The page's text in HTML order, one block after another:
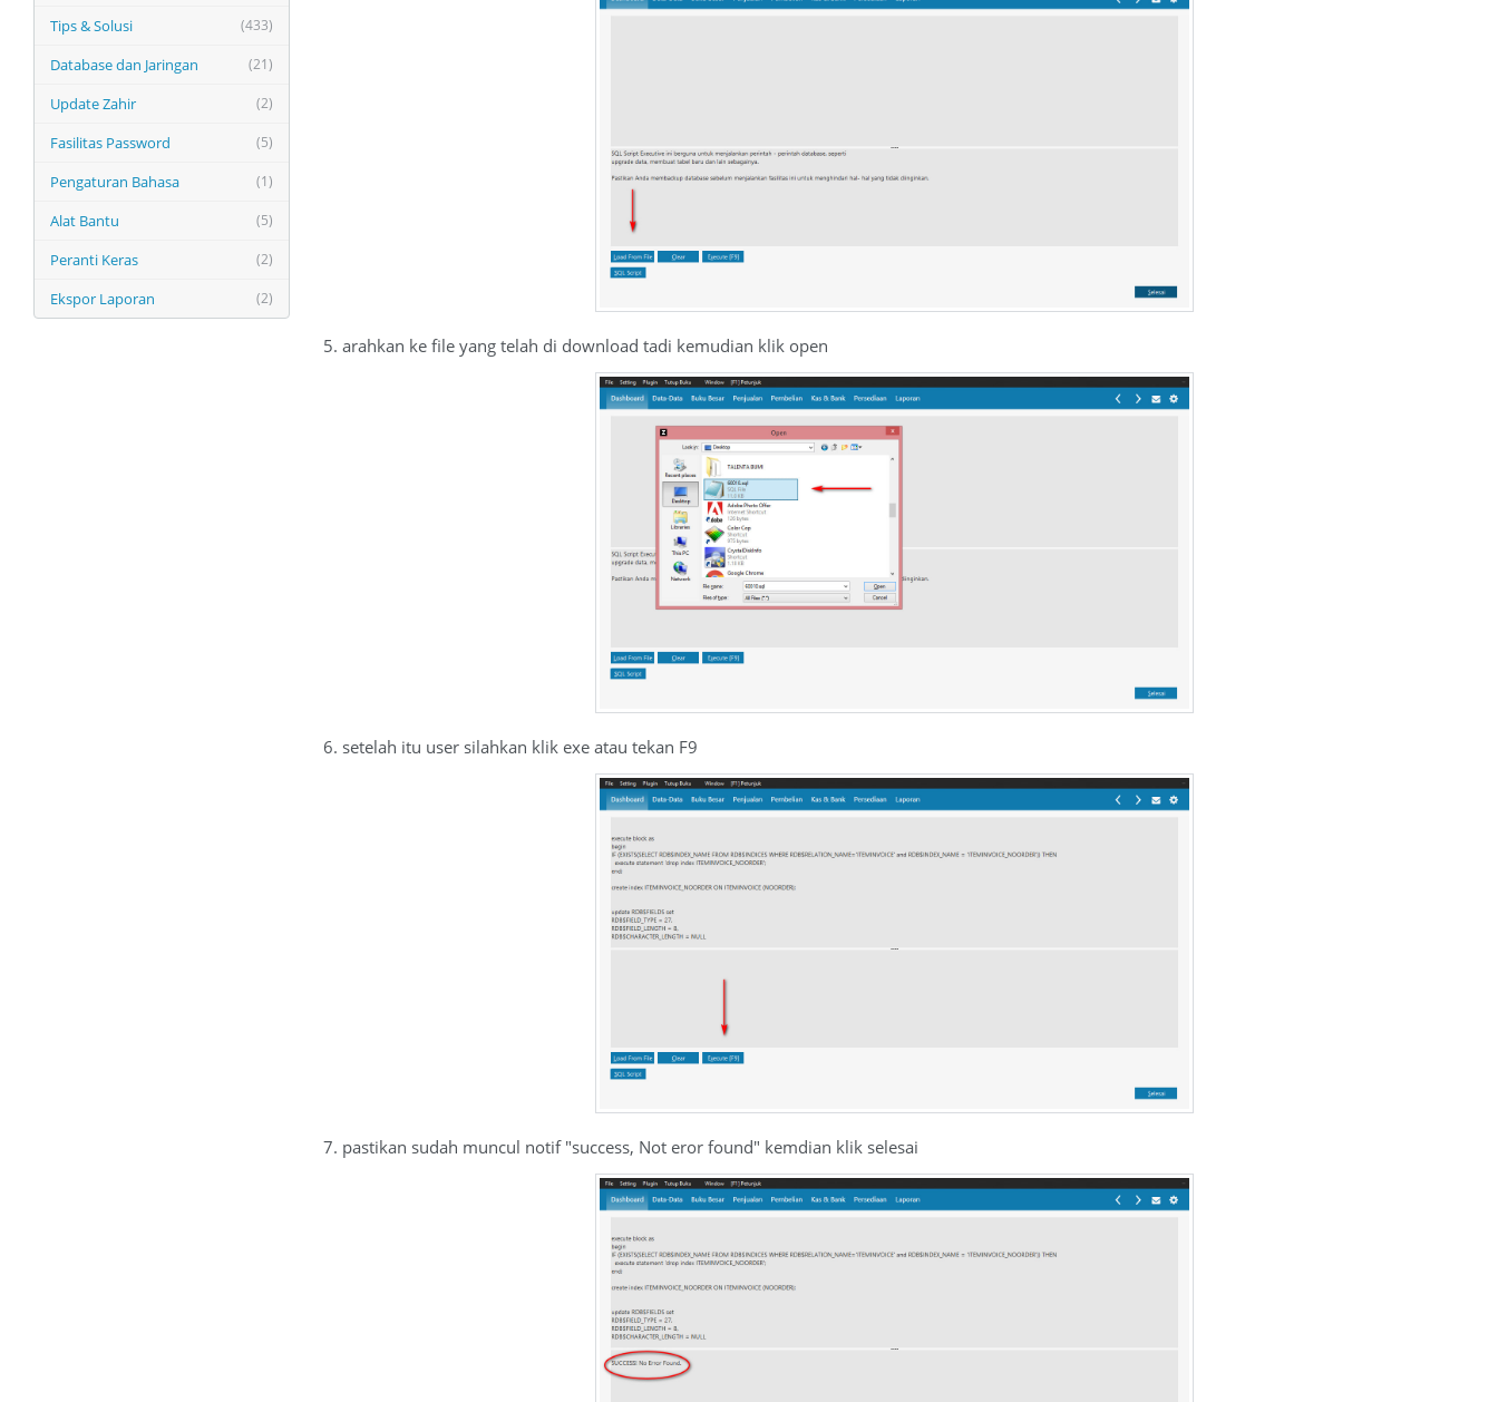
(433)
Tips & Solusi
(21)
Database dan Jaringan
(2)
Update Zahir
(5)
Fasilitas Password
(1)
Pengaturan Bahasa
(5)
Alat Bantu
(2)
Peranti Keras
(2)
Ekspor Laporan
5. arahkan ke file yang telah di download tadi kemudian klik open
6. setelah itu user silahkan klik exe atau tekan F9
7. pastikan sudah muncul notif "success, Not eror found" kemdian klik selesai